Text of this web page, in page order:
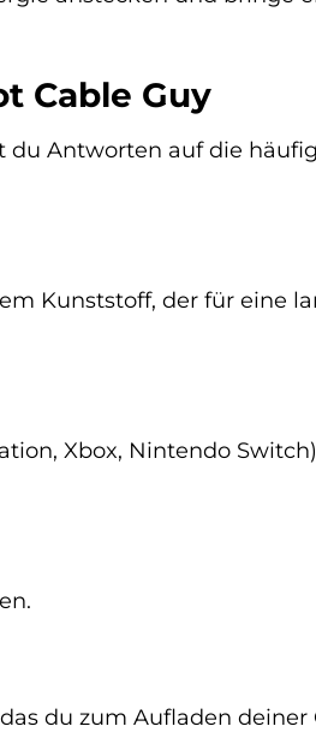
Cable Guy
du Antworten auf die
Kunststoff, der für eine
Xbox, Nintendo
du zum Aufladen deiner